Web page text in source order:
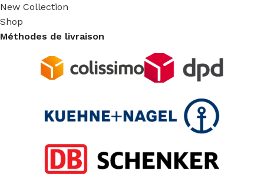
New Collection
Shop
Méthodes de livraison